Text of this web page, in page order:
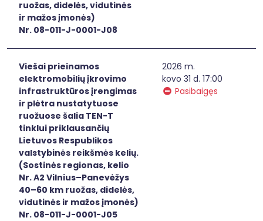
ruožas, didelės, vidutinės
ir mažos įmonės)
Nr. 08-011-J-0001-J08
Viešai prieinamos
elektromobilių įkrovimo
infrastruktūros įrengimas
ir plėtra nustatytuose
ruožuose šalia TEN-T
tinklui priklausančių
Lietuvos Respublikos
valstybinės reikšmės kelių.
(Sostinės regionas, kelio
Nr. A2 Vilnius–Panevėžys
40–60 km ruožas, didelės,
vidutinės ir mažos įmonės)
Nr. 08-011-J-0001-J05
2026 m.
kovo 31 d. 17:00
Pasibaigęs